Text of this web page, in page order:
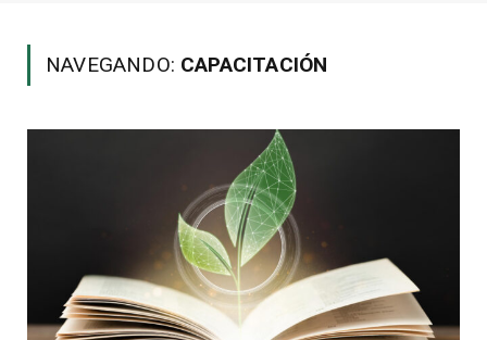
NAVEGANDO: CAPACITACIÓN